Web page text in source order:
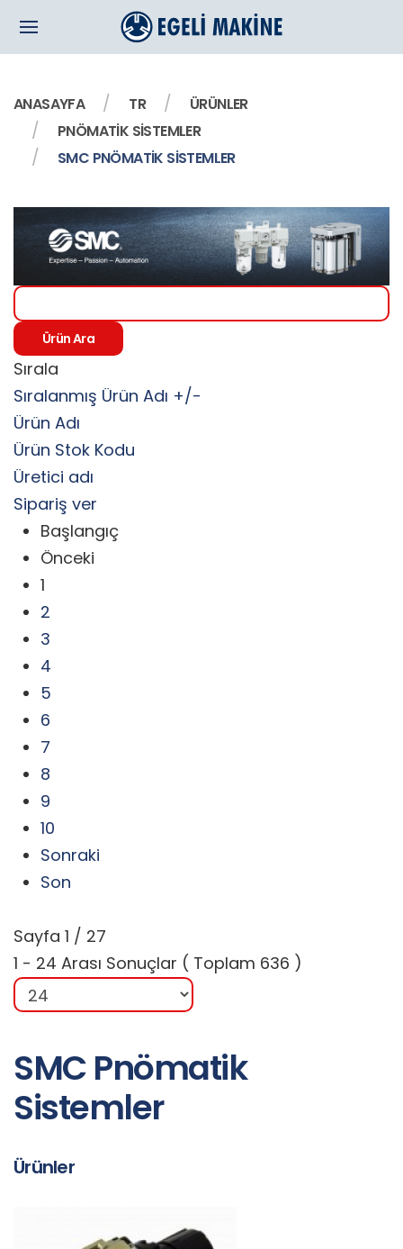
ANASAYFA TR
ÜRÜNLER
PNÖMATİK SİSTEMLER
SMC PNÖMATIK SISTEMLER
Sırala
Sıralanmış Ürün Adı +/-
Ürün Adı
Ürün Stok Kodu
Üretici adı
Sipariş ver
Başlangıç
Önceki
1
2
3
4
5
6
7
8
9
10
Sonraki
Son
Sayfa 1 / 27
1 - 24 Arası Sonuçlar ( Toplam 636 )
SMC Pnömatik
Sistemler
Ürünler